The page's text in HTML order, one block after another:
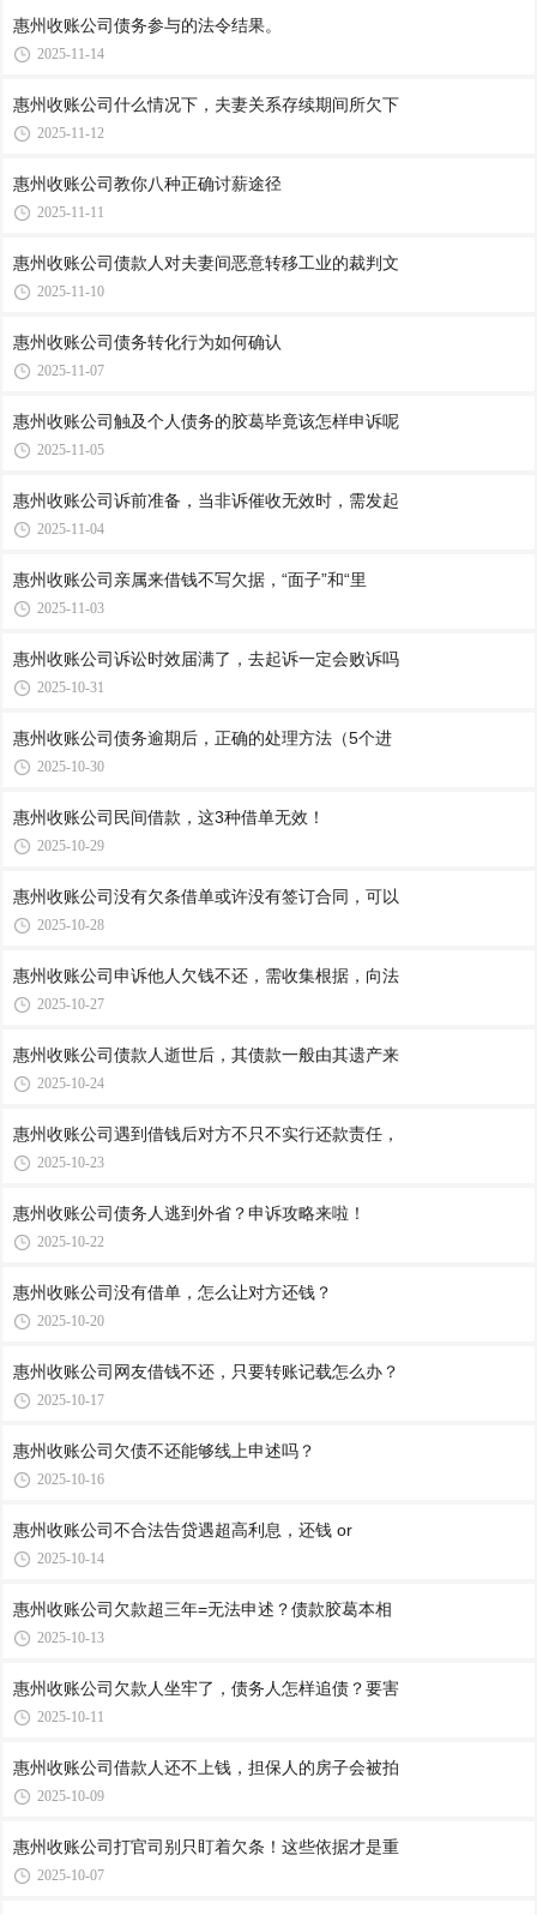
惠州收账公司​债务参与的法令结果。
2025-11-14
惠州收账公司​什么情况下，夫妻关系存续期间所欠下
2025-11-12
惠州收账公司​教你八种正确讨薪途径
2025-11-11
惠州收账公司​债款人对夫妻间恶意转移工业的裁判文
2025-11-10
惠州收账公司​债务转化行为如何确认
2025-11-07
惠州收账公司​触及个人债务的胶葛毕竟该怎样申诉呢
2025-11-05
惠州收账公司​诉前准备，当非诉催收无效时，需发起
2025-11-04
惠州收账公司​亲属来借钱不写欠据，“面子”和“里
2025-11-03
惠州收账公司​诉讼时效届满了，去起诉一定会败诉吗
2025-10-31
惠州收账公司​债务逾期后，正确的处理方法（5个进
2025-10-30
惠州收账公司​民间借款，这3种借单无效！
2025-10-29
惠州收账公司​没有欠条借单或许没有签订合同，可以
2025-10-28
惠州收账公司​申诉他人欠钱不还，需收集根据，向法
2025-10-27
惠州收账公司​债款人逝世后，其债款一般由其遗产来
2025-10-24
惠州收账公司​遇到借钱后对方不只不实行还款责任，
2025-10-23
惠州收账公司​债务人逃到外省？申诉攻略来啦！
2025-10-22
惠州收账公司​没有借单，怎么让对方还钱？
2025-10-20
惠州收账公司​网友借钱不还，只要转账记载怎么办？
2025-10-17
惠州收账公司​欠债不还能够线上申述吗？
2025-10-16
惠州收账公司​不合法告贷遇超高利息，还钱 or
2025-10-14
惠州收账公司​欠款超三年=无法申述？债款胶葛本相
2025-10-13
惠州收账公司​欠款人坐牢了，债务人怎样追债？要害
2025-10-11
惠州收账公司​借款人还不上钱，担保人的房子会被拍
2025-10-09
惠州收账公司​打官司别只盯着欠条！这些依据才是重
2025-10-07